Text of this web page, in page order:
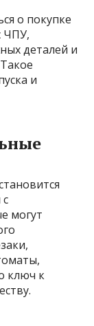
о покупке
ЧПУ,
деталей и
и
могут
ключ к